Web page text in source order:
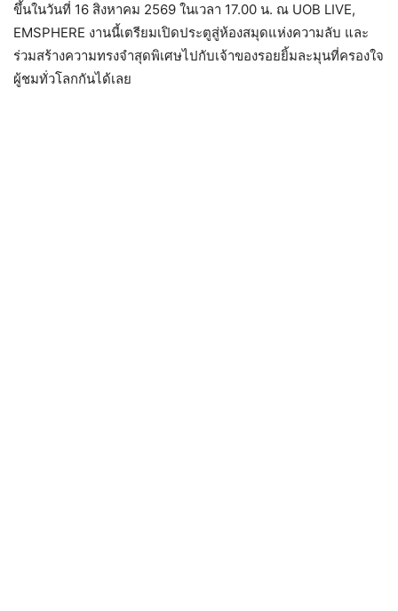
ขึ้นในวันที่ 16 สิงหาคม 2569 ในเวลา 17.00 น. ณ UOB LIVE,
EMSPHERE งานนี้เตรียมเปิดประตูสู่ห้องสมุดแห่งความลับ และ
ร่วมสร้างความทรงจำสุดพิเศษไปกับเจ้าของรอยยิ้มละมุนที่ครองใจ
ผู้ชมทั่วโลกกันได้เลย